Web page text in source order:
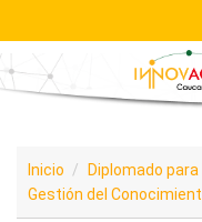
Pasar al contenido principal
Inicio
Diplomado
Gestión del